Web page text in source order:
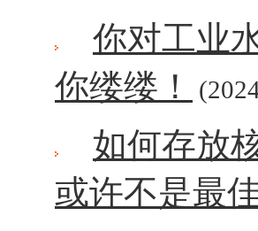
你对工业
你缕缕！
如何存放
或许不是最